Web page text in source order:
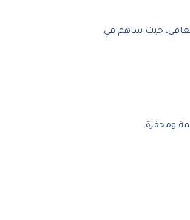
حيث ساهم في:
ومحفزة.